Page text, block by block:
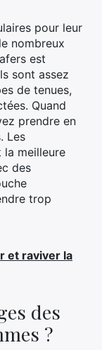
pour leur
nombreux
est
sont assez
de tenues,
Quand
prendre en
Les
la meilleure
des
trop
et raviver la
des
?